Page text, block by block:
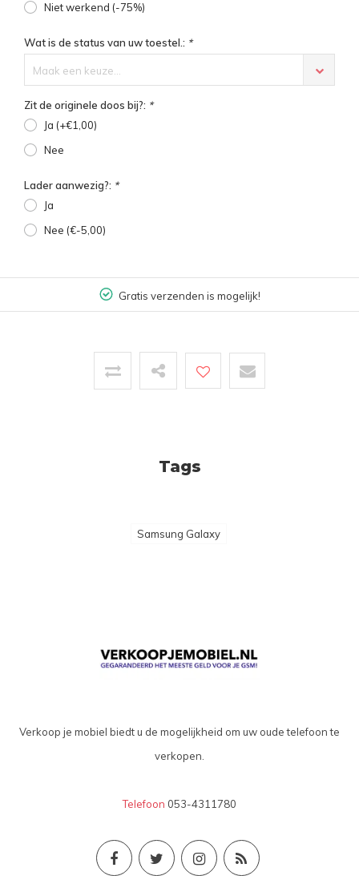
Niet werkend (-75%)
Wat is de status van uw toestel.: *
Maak een keuze...
Zit de originele doos bij?: *
Ja (+€1,00)
Nee
Lader aanwezig?: *
Ja
Nee (€-5,00)
Gratis verzenden is mogelijk!
Tags
Samsung Galaxy
Verkoop je mobiel biedt u de mogelijkheid om uw oude telefoon te
verkopen.
Telefoon 053-4311780